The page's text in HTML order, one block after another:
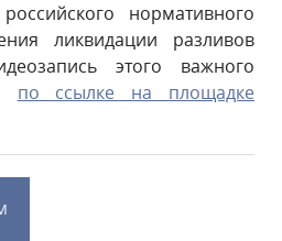
нормативного
ликвидации разливов
этого важного
по ссылке на площадке